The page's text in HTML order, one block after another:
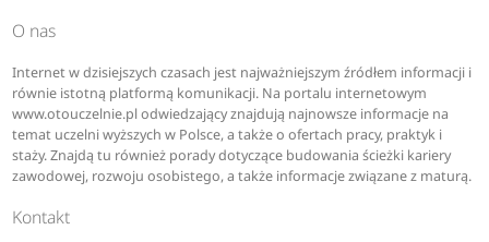
O nas
Internet w dzisiejszych czasach jest najważniejszym źródłem informacji i
równie istotną platformą komunikacji. Na portalu internetowym
www.otouczelnie.pl odwiedzający znajdują najnowsze informacje na
temat uczelni wyższych w Polsce, a także o ofertach pracy, praktyk i
staży. Znajdą tu również porady dotyczące budowania ścieżki kariery
zawodowej, rozwoju osobistego, a także informacje związane z maturą.
Kontakt